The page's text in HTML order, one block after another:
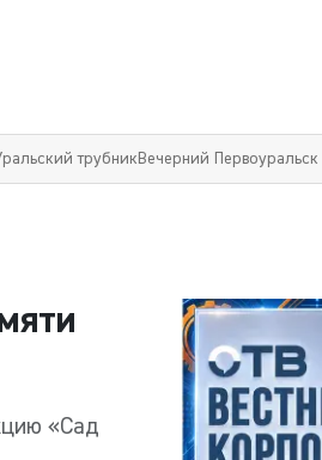
трубник Вечерний Первоуральск
«Сад